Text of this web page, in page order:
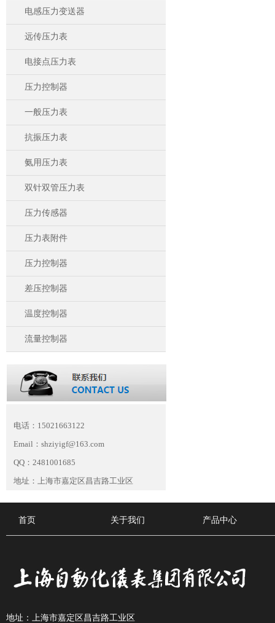
电感压力变送器
远传压力表
电接点压力表
压力控制器
一般压力表
抗振压力表
氨用压力表
双针双管压力表
压力传感器
压力表附件
压力控制器
差压控制器
温度控制器
流量控制器
电话：15021663122
Email：shziyigf@163.com
QQ：2481001685
地址：上海市嘉定区昌吉路工业区
首页 关于我们 产品中心
地址：上海市嘉定区昌吉路工业区